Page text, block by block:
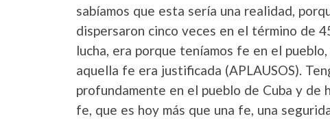
sabíamos que esta sería una realidad,
dispersaron cinco veces en el término de
lucha, era porque teníamos fe en el
aquella fe era justificada (APLAUSOS).
profundamente en el pueblo de Cuba y de
fe, que es hoy más que una fe, una